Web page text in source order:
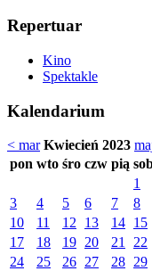
Repertuar
Kino
Spektakle
Kalendarium
< mar Kwiecień 2023
pon wto śro czw pią
1
3
4 5 6 7 8
10
11 12 13 14 15
17
18 19 20 21 22
24
25 26 27 28 29